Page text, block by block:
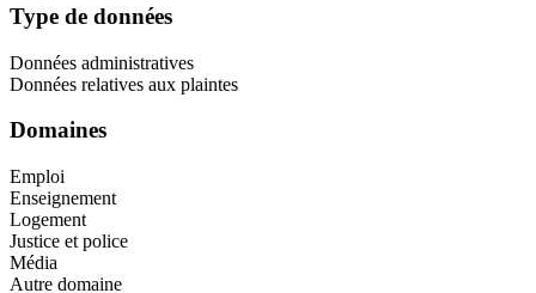
Type de données
Données administratives
Données relatives aux plaintes
Domaines
Emploi
Enseignement
Logement
Justice et police
Média
Autre domaine